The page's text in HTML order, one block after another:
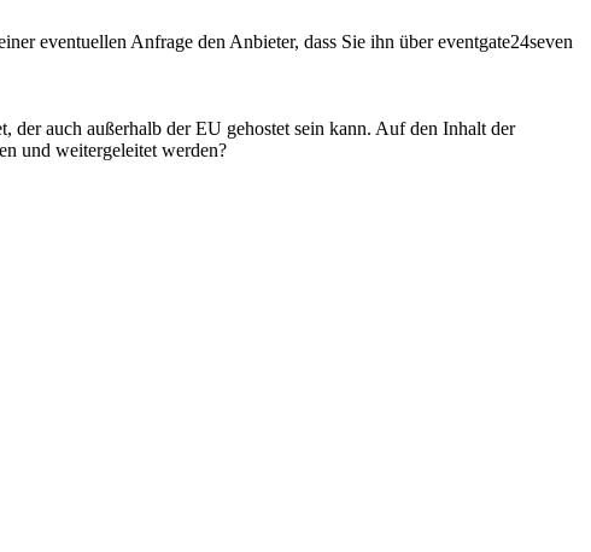
eventuellen Anfrage den Anbieter, dass Sie ihn über eventgate24seven
der auch außerhalb der EU gehostet sein kann. Auf den Inhalt der
und weitergeleitet werden?